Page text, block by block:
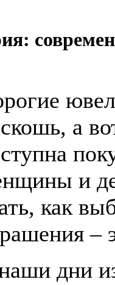
а
и
как
–
дни